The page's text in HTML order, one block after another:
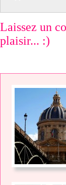
Laissez un
plaisir... :)